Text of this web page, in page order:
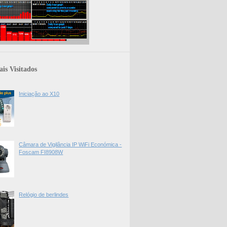
Visitados
Iniciação ao X10
Câmara de Vigilância IP WiFi Económica -
Foscam FI8908W
Relógio de berlindes